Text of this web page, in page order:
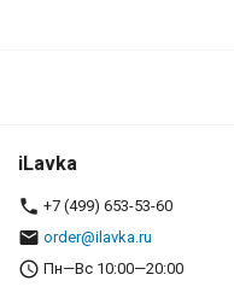
iLavka
+7 (499) 653-53-60
order@ilavka.ru
Пн—Вс 10:00—20:00